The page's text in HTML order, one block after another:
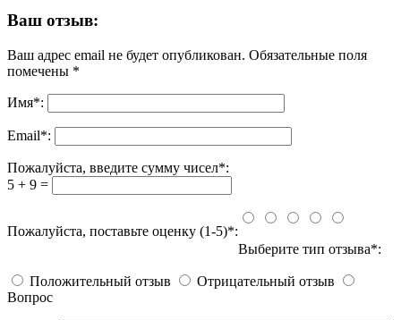
Ваш отзыв:
Ваш адрес email не будет опубликован. Обязательные поля
помечены *
Имя*:
Email*:
Пожалуйста, введите сумму чисел*:
5 + 9 =
Пожалуйста, поставьте оценку (1-5)*:
Выберите тип отзыва*:
Положительный отзыв
Отрицательный отзыв
Вопрос